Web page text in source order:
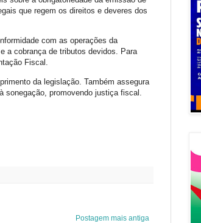
que regem os direitos e deveres dos
com as operações da
a cobrança de tributos devidos. Para
Fiscal.
da legislação. Também assegura
promovendo justiça fiscal.
Postagem mais antiga